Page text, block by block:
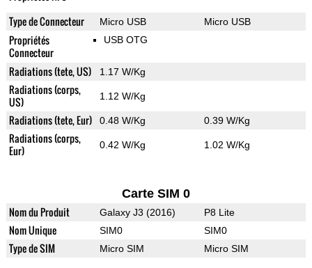
Type de Connecteur Micro USB Micro USB
Propriétés
Connecteur
USB OTG
Radiations (tete, US) 1.17 W/Kg
Radiations (corps,
US)
1.12 W/Kg
Radiations (tete, Eur) 0.48 W/Kg 0.39 W/Kg
Radiations (corps,
Eur)
0.42 W/Kg 1.02 W/Kg
Carte SIM 0
Nom du Produit Galaxy J3 (2016) P8 Lite
Nom Unique SIM0 SIM0
Type de SIM Micro SIM Micro SIM